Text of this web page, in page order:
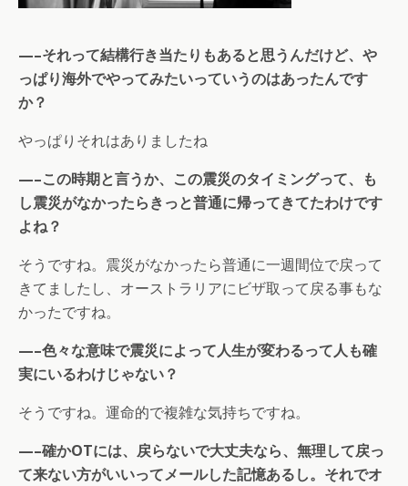
—–それって結構行き当たりもあると思うんだけど、や
っぱり海外でやってみたいっていうのはあったんです
か？
やっぱりそれはありましたね
—–この時期と言うか、この震災のタイミングって、も
し震災がなかったらきっと普通に帰ってきてたわけです
よね？
そうですね。震災がなかったら普通に一週間位で戻って
きてましたし、オーストラリアにビザ取って戻る事もな
かったですね。
—–色々な意味で震災によって人生が変わるって人も確
実にいるわけじゃない？
そうですね。運命的で複雑な気持ちですね。
—–確かOTには、戻らないで大丈夫なら、無理して戻っ
て来ない方がいいってメールした記憶あるし。それでオ